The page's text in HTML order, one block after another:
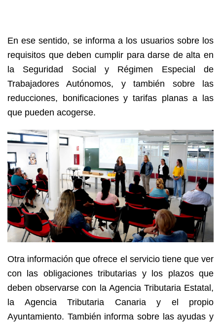
En ese sentido, se informa a los usuarios sobre los
requisitos que deben cumplir para darse de alta en
la Seguridad Social y Régimen Especial de
Trabajadores Autónomos, y también sobre las
reducciones, bonificaciones y tarifas planas a las
que pueden acogerse.
Otra información que ofrece el servicio tiene que ver
con las obligaciones tributarias y los plazos que
deben observarse con la Agencia Tributaria Estatal,
la Agencia Tributaria Canaria y el propio
Ayuntamiento. También informa sobre las ayudas y